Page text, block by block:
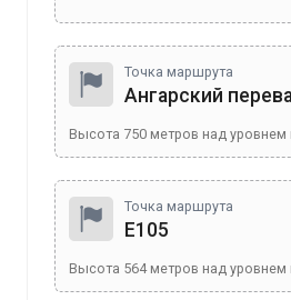
Точка маршрута
Ангарский
Высота 750 метров над уровнем
Точка маршрута
Е105
Высота 564метров над уровнем